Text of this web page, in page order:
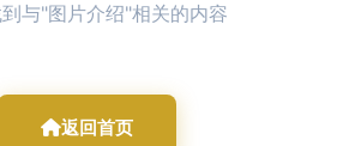
与"图片介绍"相关的内容
返回首页